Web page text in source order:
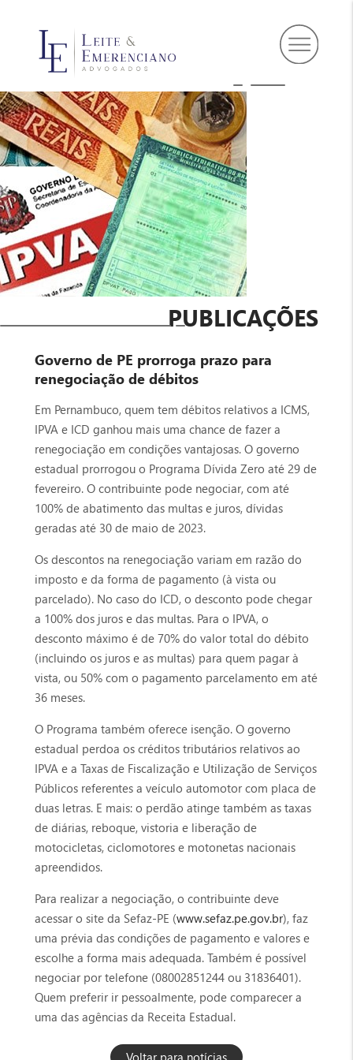
PUBLICAÇÕES
Governo de PE prorroga prazo para
renegociação de débitos
Em Pernambuco, quem tem débitos relativos a ICMS,
IPVA e ICD ganhou mais uma chance de fazer a
renegociação em condições vantajosas. O governo
estadual prorrogou o Programa Dívida Zero até 29 de
fevereiro. O contribuinte pode negociar, com até
100% de abatimento das multas e juros, dívidas
geradas até 30 de maio de 2023.
Os descontos na renegociação variam em razão do
imposto e da forma de pagamento (à vista ou
parcelado). No caso do ICD, o desconto pode chegar
a 100% dos juros e das multas. Para o IPVA, o
desconto máximo é de 70% do valor total do débito
(incluindo os juros e as multas) para quem pagar à
vista, ou 50% com o pagamento parcelamento em até
36 meses.
O Programa também oferece isenção. O governo
estadual perdoa os créditos tributários relativos ao
IPVA e a Taxas de Fiscalização e Utilização de Serviços
Públicos referentes a veículo automotor com placa de
duas letras. E mais: o perdão atinge também as taxas
de diárias, reboque, vistoria e liberação de
motocicletas, ciclomotores e motonetas nacionais
apreendidos.
Para realizar a negociação, o contribuinte deve
acessar o site da Sefaz-PE (www.sefaz.pe.gov.br), faz
uma prévia das condições de pagamento e valores e
escolhe a forma mais adequada. Também é possível
negociar por telefone (08002851244 ou 31836401).
Quem preferir ir pessoalmente, pode comparecer a
uma das agências da Receita Estadual.
Voltar para notícias